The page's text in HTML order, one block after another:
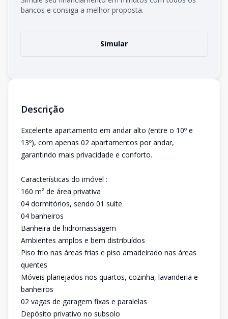
bancos e consiga a melhor proposta.
Simular
Descrição
Excelente apartamento em andar alto (entre o 10º e
13º), com apenas 02 apartamentos por andar,
garantindo mais privacidade e conforto.
Características do imóvel :
160 m² de área privativa
04 dormitórios, sendo 01 suíte
04 banheiros
Banheira de hidromassagem
Ambientes amplos e bem distribuídos
Piso frio nas áreas frias e piso amadeirado nas áreas
quentes
Móveis planejados nos quartos, cozinha, lavanderia e
banheiros
02 vagas de garagem fixas e paralelas
Depósito privativo no subsolo